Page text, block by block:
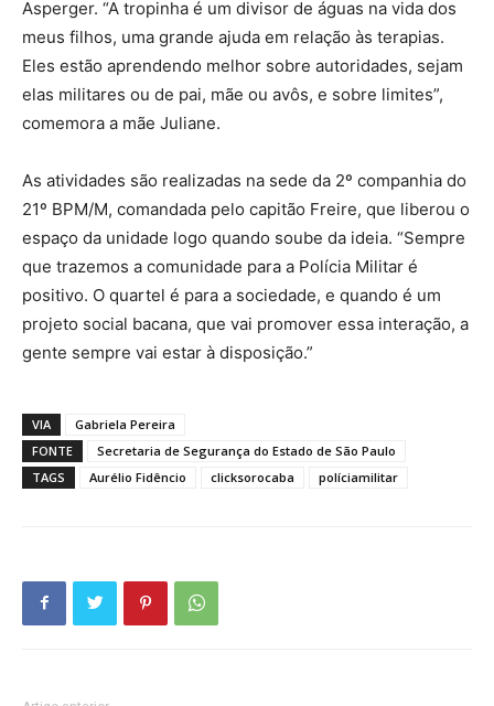
Asperger. “A tropinha é um divisor de águas na vida dos
meus filhos, uma grande ajuda em relação às terapias.
Eles estão aprendendo melhor sobre autoridades, sejam
elas militares ou de pai, mãe ou avôs, e sobre limites”,
comemora a mãe Juliane.
As atividades são realizadas na sede da 2º companhia do
21º BPM/M, comandada pelo capitão Freire, que liberou o
espaço da unidade logo quando soube da ideia. “Sempre
que trazemos a comunidade para a Polícia Militar é
positivo. O quartel é para a sociedade, e quando é um
projeto social bacana, que vai promover essa interação, a
gente sempre vai estar à disposição.”
VIA
Gabriela Pereira
FONTE
Secretaria de Segurança do Estado de São Paulo
TAGS
Aurélio Fidêncio clicksorocaba políciamilitar